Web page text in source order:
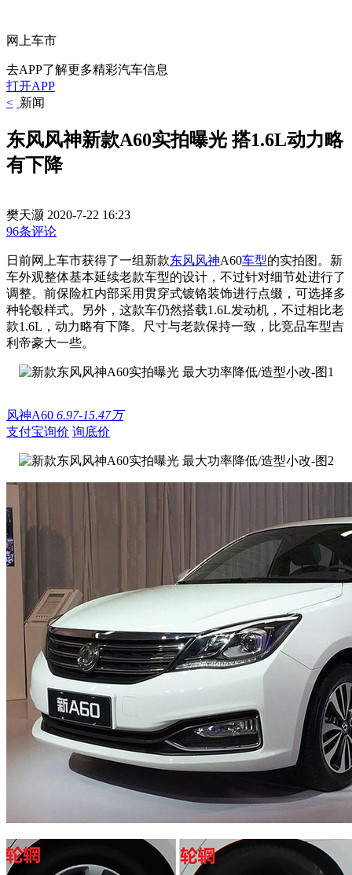
网上车市
去APP了解更多精彩汽车信息
打开APP
< 新闻
东风风神新款A60实拍曝光 搭1.6L动力略
有下降
樊天灏 2020-7-22 16:23
96条评论
日前网上车市获得了一组新款东风风神A60车型的实拍图。新
车外观整体基本延续老款车型的设计，不过针对细节处进行了
调整。 前保险杠内部采用贯穿式镀铬装饰进行点缀，可选择多
种轮毂样式。另外，这款车仍然搭载1.6L发动机，不过相比老
款1.6L，动力略有下降。尺寸与老款保持一致，比竞品车型吉
利帝豪大一些。
风神A60 6.97-15.47万
支付宝询价 询底价